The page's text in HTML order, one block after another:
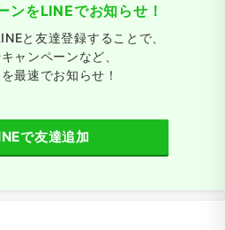
ンをLINEでお知らせ！
と友達登録することで、
ャンペーンなど、
最速でお知らせ！
で友達追加